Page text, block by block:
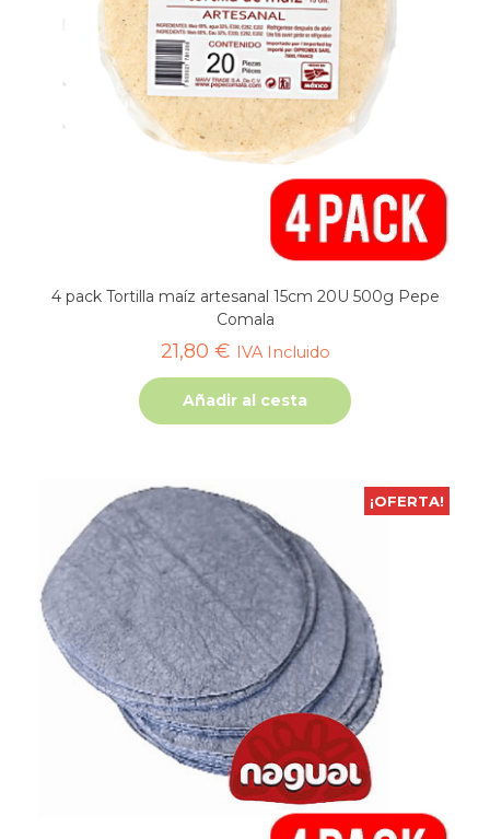
4 pack Tortilla maíz artesanal 15cm 20U 500g Pepe
Comala
21,80 € IVA Incluido
Añadir al cesta
¡OFERTA!